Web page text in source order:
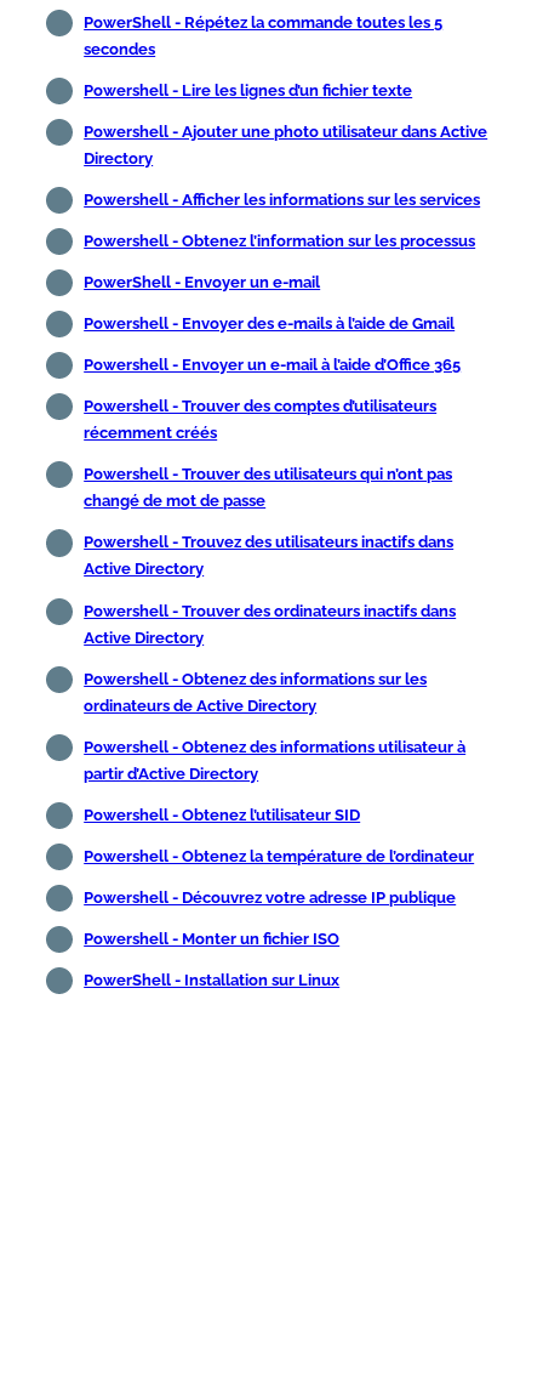
PowerShell - Répétez la commande toutes les 5
secondes
Powershell - Lire les lignes d’un fichier texte
Powershell - Ajouter une photo utilisateur dans Active
Directory
Powershell - Afficher les informations sur les services
Powershell - Obtenez l’information sur les processus
PowerShell - Envoyer un e-mail
Powershell - Envoyer des e-mails à l’aide de Gmail
Powershell - Envoyer un e-mail à l’aide d’Office 365
Powershell - Trouver des comptes d’utilisateurs
récemment créés
Powershell - Trouver des utilisateurs qui n’ont pas
changé de mot de passe
Powershell - Trouvez des utilisateurs inactifs dans
Active Directory
Powershell - Trouver des ordinateurs inactifs dans
Active Directory
Powershell - Obtenez des informations sur les
ordinateurs de Active Directory
Powershell - Obtenez des informations utilisateur à
partir d’Active Directory
Powershell - Obtenez l’utilisateur SID
Powershell - Obtenez la température de l’ordinateur
Powershell - Découvrez votre adresse IP publique
Powershell - Monter un fichier ISO
PowerShell - Installation sur Linux